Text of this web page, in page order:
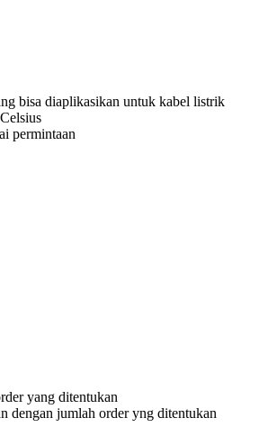
bisa diaplikasikan untuk kabel listrik
permintaan
yang ditentukan
dengan jumlah order yng ditentukan